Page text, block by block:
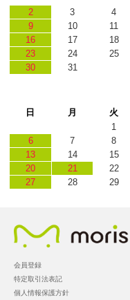
2
3 4
9
10 11
16
17 18
23
24 25
30
31
日
月 火
1
6
7 8
13
14 15
20
21 22
27
28 29
会員登録
特定取引法表記
個人情報保護方針